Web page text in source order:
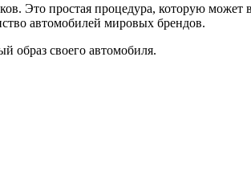
Это простая процедура, которую
автомобилей мировых брендов.
образ своего автомобиля.